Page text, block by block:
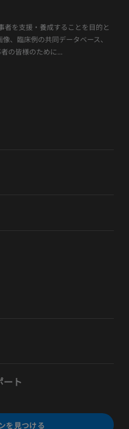
者を支援・養成することを目的と
、臨床例の共同データベース、
の皆様のために...
ト
を見つける